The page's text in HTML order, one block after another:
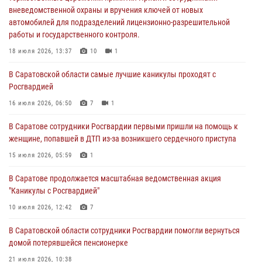
18 июля 2026, 13:37 10 1
В Саратовской области самые лучшие каникулы проходят с
Росгвардией
В Саратове сотрудники Росгвардии первыми пришли на помощь к
женщине, попавшей в ДТП из-за возникшего сердечного приступа
В Саратове продолжается масштабная ведомственная акция
"Каникулы с Росгвардией"
В Саратовской области при содействии спецназа Росгвардии
задержан подозреваемый в незаконном обороте наркотиков
вневедомственной охраны и вручения ключей от новых
автомобилей для подразделений лицензионно-разрешительной
работы и государственного контроля.
18 июля 2026, 13:37 10 1
В Саратовской области самые лучшие каникулы проходят с
Росгвардией
16 июля 2026, 06:50 7 1
В Саратове сотрудники Росгвардии первыми пришли на помощь к
женщине, попавшей в ДТП из-за возникшего сердечного приступа
15 июля 2026, 05:59 1
В Саратове продолжается масштабная ведомственная акция
"Каникулы с Росгвардией"
10 июля 2026, 12:42 7
В Саратовской области сотрудники Росгвардии помогли вернуться
домой потерявшейся пенсионерке
21 июля 2026, 10:38